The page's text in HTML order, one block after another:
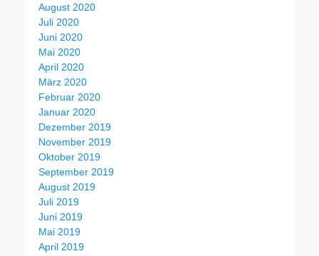
August 2020
Juli 2020
Juni 2020
Mai 2020
April 2020
März 2020
Februar 2020
Januar 2020
Dezember 2019
November 2019
Oktober 2019
September 2019
August 2019
Juli 2019
Juni 2019
Mai 2019
April 2019